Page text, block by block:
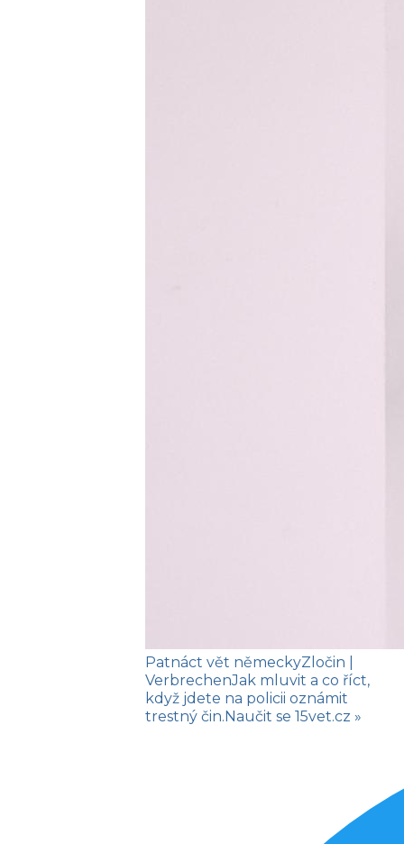
Patnáct vět německyZločin
VerbrechenJak mluvit a co říct,
když jdete na policii oznámit
trestný čin. Naučit se 15vet.cz »